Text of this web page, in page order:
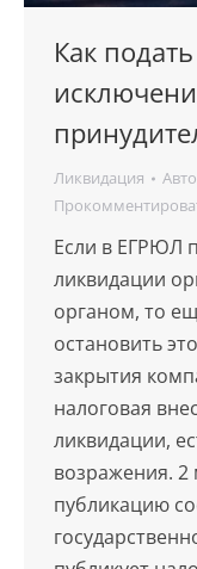
Как
Ликвидация
Если в ЕГРЮЛ
ликвидации
органом, то
остановить
закрытия
налоговая
ликвидации,
возражения. 2
публикацию